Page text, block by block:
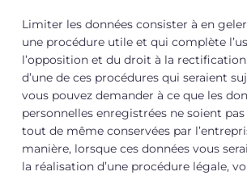
Limiter les données consister à en geler
une procédure utile et qui complète
l’opposition et du droit à la
d’une de ces procédures qui seraient
vous pouvez demander à ce que les
personnelles enregistrées ne soient
tout de même conservées par
manière, lorsque ces données vous
la réalisation d’une procédure légale,